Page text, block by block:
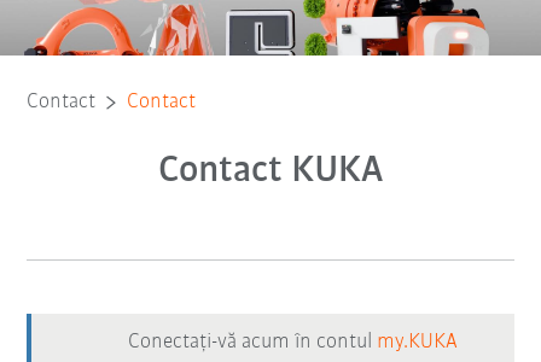
Contact Contact
Contact KUKA
Conectați-vă acum în contul my.KUKA